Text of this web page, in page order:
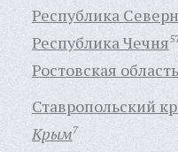
Республика
Республика Чечня
Ростовская область
Ставропольский
Крым7